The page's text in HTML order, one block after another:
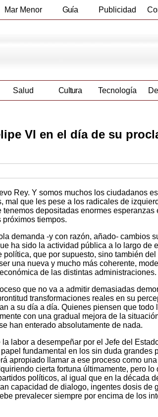
Mar Menor Guía Publicidad
Salud Cultura Tecnología
VI en el día de su
Rey. Y somos muchos los ciudadanos
mal que les pese a los radicales de
depositadas enormes esperanzas
tiempos.
demanda -y con razón, añado- cambios
ha sido la actividad pública a lo largo de
que por supuesto, sino también
una nueva y mucho más coherente,
de las distintas administraciones.
que no va a admitir demasiadas
transformaciones reales en su
a su día a día. Quienes piensen que todo
con una gradual mejora de la
han enterado absolutamente de nada.
labor a desempeñar por el Jefe del
fundamental en los sin duda grandes
apropiado llamar a ese proceso como
cierta fortuna últimamente, pero lo
políticos, al igual que en la década
capacidad de dialogo, ingentes dosis de
prevalecer siempre por encima de los